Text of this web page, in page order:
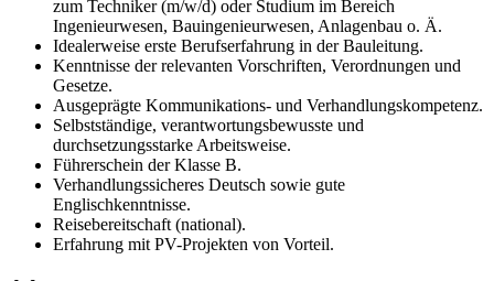
zum Techniker (m/w/d) oder Studium im Bereich
Ingenieurwesen, Bauingenieurwesen, Anlagenbau o. Ä.
Idealerweise erste Berufserfahrung in der Bauleitung.
Kenntnisse der relevanten Vorschriften, Verordnungen und
Gesetze.
Ausgeprägte Kommunikations- und Verhandlungskompetenz.
Selbstständige, verantwortungsbewusste und
durchsetzungsstarke Arbeitsweise.
Führerschein der Klasse B.
Verhandlungssicheres Deutsch sowie gute
Englischkenntnisse.
Reisebereitschaft (national).
Erfahrung mit PV-Projekten von Vorteil.